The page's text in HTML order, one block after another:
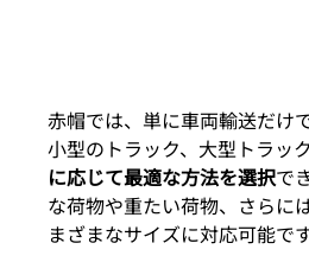
赤帽では、単に車両輸送だけ
小型のトラック、大型トラッ
に応じて最適な方法を選択で
な荷物や重たい荷物、さらに
まざまなサイズに対応可能です